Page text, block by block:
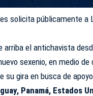
solicita públicamente a
arriba el antichavista
sexenio, en medio
su gira en busca de
Panamá, Estados